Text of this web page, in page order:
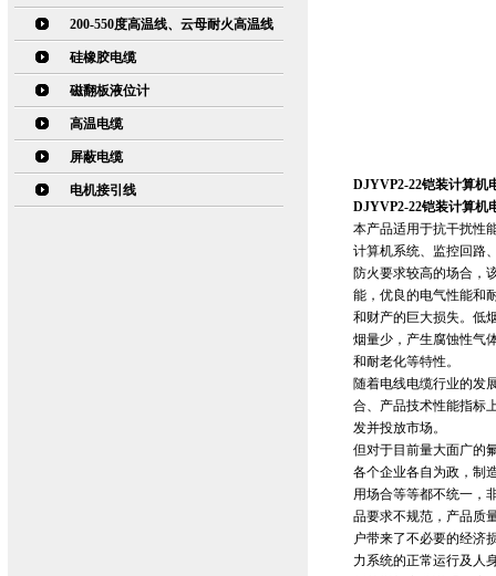
200-550度高温线、云母耐火高温线
硅橡胶电缆
磁翻板液位计
高温电缆
屏蔽电缆
电机接引线
DJYVP2-22铠装计算机
DJYVP2-22铠装计算机
本产品适用于抗干扰性
计算机系统、监控回路
防火要求较高的场合，
能，优良的电气性能和
和财产的巨大损失。低
烟量少，产生腐蚀性气
和耐老化等特性。
随着电线电缆行业的发
合、产品技术性能指标
发并投放市场。
但对于目前量大面广的
各个企业各自为政，制
用场合等等都不统一，
品要求不规范，产品质
户带来了不必要的经济
力系统的正常运行及人